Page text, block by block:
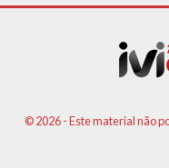
© 2026 - Este material não